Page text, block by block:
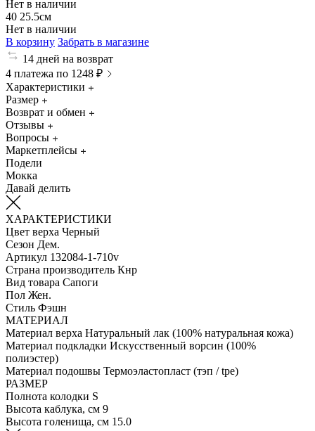
Нет в наличии
40 25.5см
Нет в наличии
В корзину Забрать в магазине
14 дней на возврат
4 платежа по 1248 ₽
Характеристики
Размер
Возврат и обмен
Отзывы
Вопросы
Маркетплейсы
Подели
Мокка
Давай делить
ХАРАКТЕРИСТИКИ
Цвет верха Черный
Сезон Дем.
Артикул 132084-1-710v
Страна производитель Кнр
Вид товара Сапоги
Пол Жен.
Стиль Фэшн
МАТЕРИАЛ
Материал верха Натуральный лак (100% натуральная кожа)
Материал подкладки Искусственный ворсин (100%
полиэстер)
Материал подошвы Термоэластопласт (тэп / tpe)
РАЗМЕР
Полнота колодки S
Высота каблука, см 9
Высота голенища, см 15.0